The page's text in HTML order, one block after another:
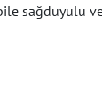
sağduyulu